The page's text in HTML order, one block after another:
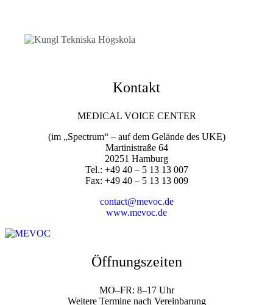
Kontakt
MEDICAL VOICE CENTER
(im „Spectrum“ – auf dem Gelände des UKE)
Martinistraße 64
20251 Hamburg
Tel.: +49 40 – 5 13 13 007
Fax: +49 40 – 5 13 13 009
contact@mevoc.de
www.mevoc.de
Öffnungszeiten
MO–FR: 8–17 Uhr
Weitere Termine nach Vereinbarung